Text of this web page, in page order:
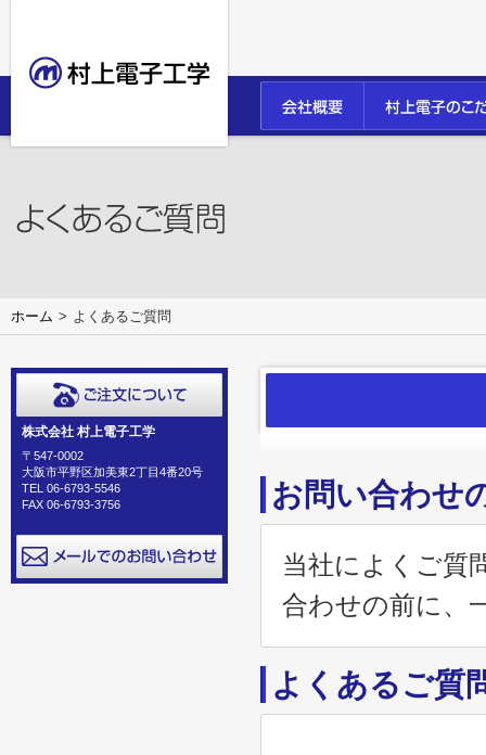
ホーム よくあるご質問
お問い合わせ
当社によくご質
合わせの前に、
よくあるご質
株式会社 村上電子工学
〒547-0002
大阪市平野区加美東2丁目4番20号
TEL 06-6793-5546
FAX 06-6793-3756